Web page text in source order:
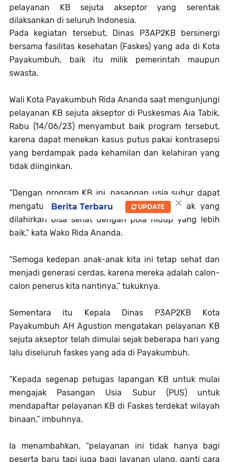
pelayanan KB sejuta akseptor yang serentak
dilaksankan di seluruh Indonesia.
Pada kegiatan tersebut, Dinas P3AP2KB bersinergi
bersama fasilitas kesehatan (Faskes) yang ada di Kota
Payakumbuh, baik itu milik pemerintah maupun
swasta.
Wali Kota Payakumbuh Rida Ananda saat mengunjungi
pelayanan KB sejuta akseptor di Puskesmas Aia Tabik,
Rabu (14/06/23) menyambut baik program tersebut,
karena dapat menekan kasus putus pakai kontrasepsi
yang berdampak pada kehamilan dan kelahiran yang
tidak diinginkan.
“Dengan program KB ini, pasangan usia subur dapat
mengatur jarak kehamilannya, sehingga anak yang
dilahirkan bisa sehat dengan pola hidup yang lebih
baik,” kata Wako Rida Ananda.
“Semoga kedepan anak-anak kita ini tetap sehat dan
menjadi generasi cerdas, karena mereka adalah calon-
calon penerus kita nantinya,” tukuknya.
Sementara itu Kepala Dinas P3AP2KB Kota
Payakumbuh AH Agustion mengatakan pelayanan KB
sejuta akseptor telah dimulai sejak beberapa hari yang
lalu diseluruh faskes yang ada di Payakumbuh.
“Kepada segenap petugas lapangan KB untuk mulai
mengajak Pasangan Usia Subur (PUS) untuk
mendapaftar pelayanan KB di Faskes terdekat wilayah
binaan,” imbuhnya.
Ia menambahkan, “pelayanan ini tidak hanya bagi
peserta baru tapi juga bagi layanan ulang, ganti cara
×
Berita Terbaru UPDATE